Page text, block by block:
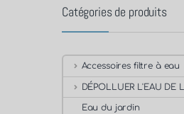
Catégories de produits
Accessoires filtre à eau
DÉPOLLUER L'EAU DE
Eau du jardin